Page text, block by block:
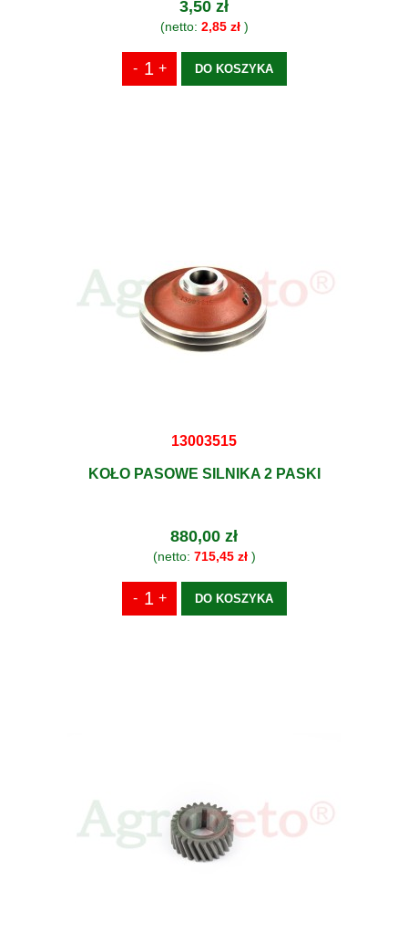
3,50 zł
(netto: 2,85 zł)
DO KOSZYKA
13003515
KOŁO PASOWE SILNIKA 2 PASKI
880,00 zł
(netto: 715,45 zł)
DO KOSZYKA